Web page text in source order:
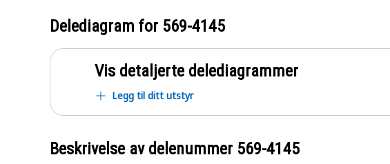
Delediagram for 569-4145
Vis detaljerte delediagrammer
Legg til ditt utstyr
Beskrivelse av delenummer 569-4145